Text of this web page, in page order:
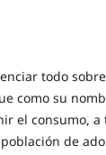
todo
como su
el consumo, a
de